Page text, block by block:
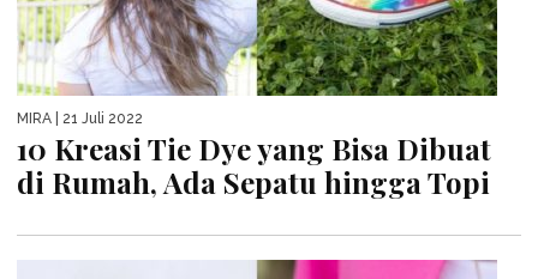
MIRA | 21 Juli 2022
10 Kreasi Tie Dye yang Bisa Dibuat
di Rumah, Ada Sepatu hingga Topi